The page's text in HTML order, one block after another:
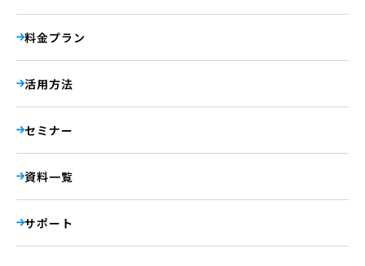
料金プラン
活用方法
セミナー
資料一覧
サポート